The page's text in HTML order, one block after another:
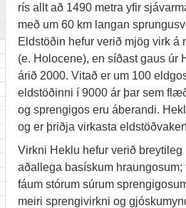
rís allt að 1490 metra yfir
með um 60 km langan
Eldstöðin hefur verið mjög virk á
(e. Holocene), en síðast gaus úr
árið 2000. Vitað er um 100
eldstöðinni í 9000 ár þar sem
og sprengigos eru áberandi.
og er þriðja virkasta
Virkni Heklu hefur verið
aðallega basískum
fáum stórum súrum
meiri sprengivirkni og